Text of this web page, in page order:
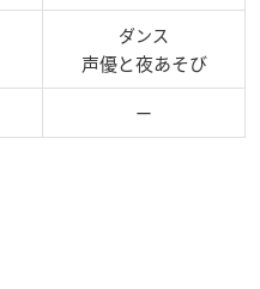
ダンス
声優と夜あそび
ー